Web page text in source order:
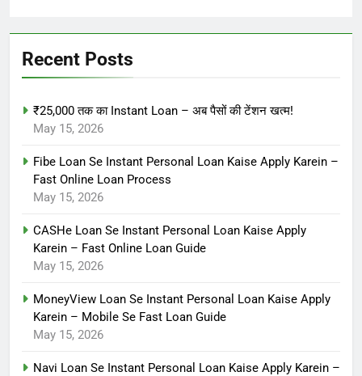
Recent Posts
₹25,000 तक का Instant Loan – अब पैसों की टेंशन खत्म!
May 15, 2026
Fibe Loan Se Instant Personal Loan Kaise Apply Karein –
Fast Online Loan Process
May 15, 2026
CASHe Loan Se Instant Personal Loan Kaise Apply
Karein – Fast Online Loan Guide
May 15, 2026
MoneyView Loan Se Instant Personal Loan Kaise Apply
Karein – Mobile Se Fast Loan Guide
May 15, 2026
Navi Loan Se Instant Personal Loan Kaise Apply Karein –